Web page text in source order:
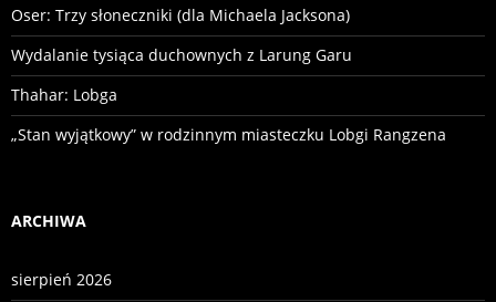
Oser: Trzy słoneczniki (dla Michaela Jacksona)
Wydalanie tysiąca duchownych z Larung Garu
Thahar: Lobga
„Stan wyjątkowy” w rodzinnym miasteczku Lobgi Rangzena
ARCHIWA
sierpień 2026